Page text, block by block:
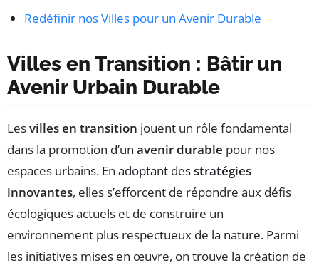
Redéfinir nos Villes pour un Avenir Durable
Villes en Transition : Bâtir un
Avenir Urbain Durable
Lesvilles en transition jouent un rôle fondamental
dans la promotion d’un avenir durable pour nos
espaces urbains. En adoptant desstratégies
innovantes, elles s’efforcent de répondre aux défis
écologiques actuels et de construire un
environnement plus respectueux de la nature. Parmi
les initiatives mises en œuvre, on trouve la création de